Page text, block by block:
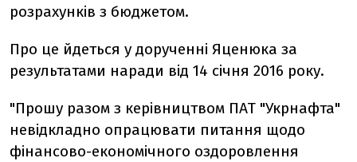
розрахунків з бюджетом.
Про це йдеться у дорученні Яценюка за
результатами наради від 14 січня 2016 року.
"Прошу разом з керівництвом ПАТ "Укрнафта"
невідкладно опрацювати питання щодо
фінансово-економічного оздоровлення